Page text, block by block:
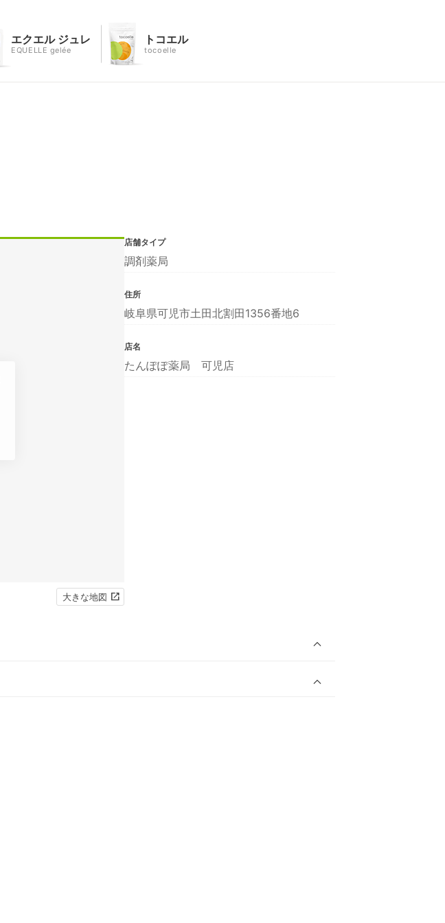
エクエル ジュレ
EQUELLE gelée
トコエル
tocoelle
大きな地図
店舗タイプ
調剤薬局
住所
岐阜県可児市土田北割田1356番地6
店名
たんぽぽ薬局 可児店